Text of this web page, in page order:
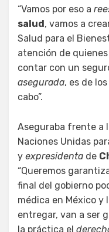
“Vamos por eso a
salud, vamos a
Salud para el
atención de
contar con un
asegurada, es de
cabo”.
Aseguraba frente a
Naciones Unidas
y expresidenta de
“Queremos
final del gobierno
médica en México y
entregar, van a ser
la práctica el